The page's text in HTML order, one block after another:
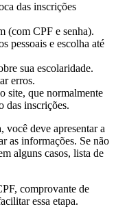
das inscrições
(com CPF e senha).
pessoais e escolha até
sua escolaridade.
erros.
site, que normalmente
das inscrições.
você deve apresentar a
as informações. Se não
alguns casos, lista de
comprovante de
essa etapa.